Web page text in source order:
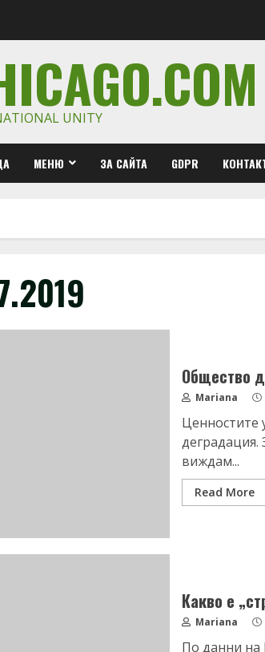
UNITY
МЕНЮ ЗА САЙТА GDPR
Общество
Mariana
Ценностите
деградация.
виждам...
Read More
Какво е
Mariana
По данни на